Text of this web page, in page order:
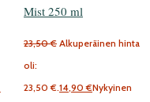
Mist 250 ml
23,50€ Alkuperäinen hinta
oli:
23,50 €. 14,90€Nykyinen